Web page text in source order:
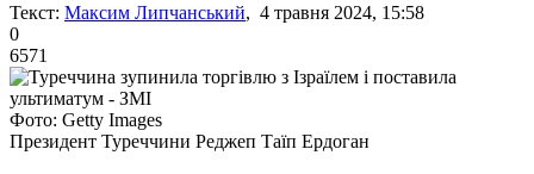
Текст: Максим Липчанський, 4 травня 2024, 15:58
0
6571
Фото: Getty Images
Президент Туреччини Реджеп Таїп Ердоган